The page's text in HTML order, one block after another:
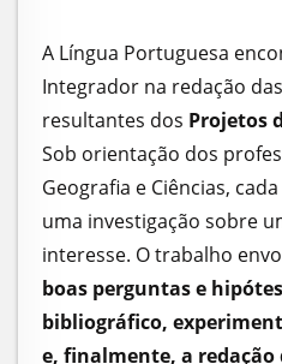
A Língua Portuguesa
Integrador na redação
resultantes dos Projetos
Sob orientação dos
Geografia e Ciências,
uma investigação sobre
interesse. O trabalho
boas perguntas e
bibliográfico,
e, finalmente, a